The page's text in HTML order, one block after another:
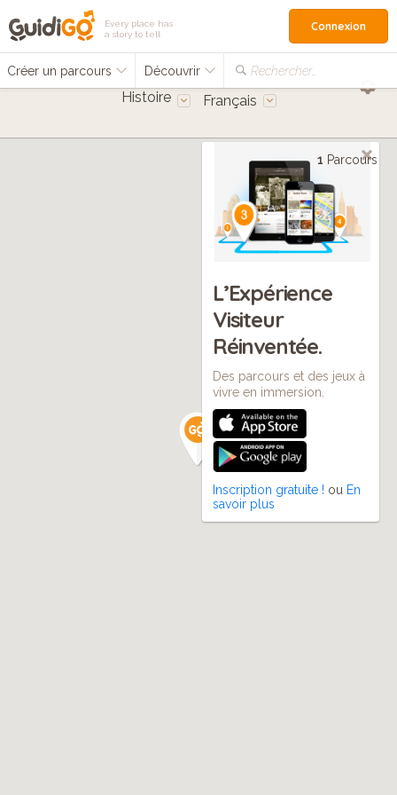
Every place has
a story to tell
Créer un parcours Découvrir Rechercher…
Connexion
Histoire Français
1 Parcours
L’Expérience
Visiteur
Réinventée.
Des parcours et des jeux à
vivre en immersion.
Inscription gratuite ! ou En
savoir plus